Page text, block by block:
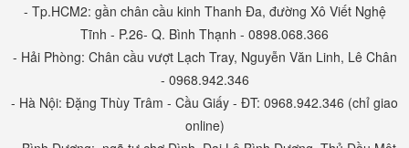
- Tp.HCM2: gần chân cầu kinh Thanh Đa, đường Xô Viết Nghệ
Tĩnh - P.26- Q. Bình Thạnh - 0898.068.366
- Hải Phòng: Chân cầu vượt Lạch Tray, Nguyễn Văn Linh, Lê Chân
- 0968.942.346
- Hà Nội: Đặng Thùy Trâm - Cầu Giấy - ĐT: 0968.942.346 (chỉ giao
online)